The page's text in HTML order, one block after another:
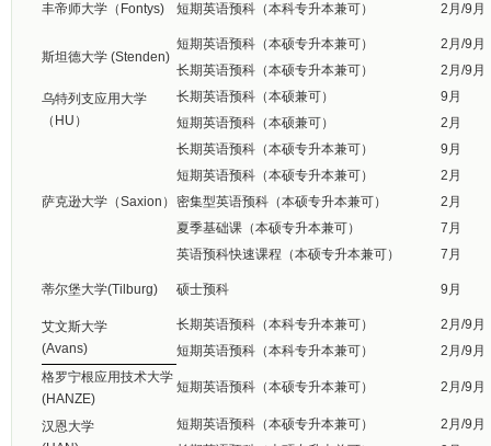
丰帝师大学（Fontys) 短期英语预科（本科专升本兼可） 2月/9月
斯坦德大学 (Stenden)
短期英语预科（本硕专升本兼可）
2月/9月
长期英语预科（本硕专升本兼可）
2月/9月
乌特列支应用大学
（HU）
长期英语预科（本硕兼可）
9月
短期英语预科（本硕兼可）
2月
萨克逊大学（Saxion）
长期英语预科（本硕专升本兼可）
9月
短期英语预科（本硕专升本兼可）
2月
密集型英语预科（本硕专升本兼可）
2月
夏季基础课（本硕专升本兼可）
7月
英语预科快速课程（本硕专升本兼可）
7月
蒂尔堡大学(Tilburg) 硕士预科 9月
艾文斯大学
(Avans)
长期英语预科（本科专升本兼可）
2月/9月
短期英语预科（本科专升本兼可）
2月/9月
格罗宁根应用技术大学
(HANZE)
短期英语预科（本硕专升本兼可） 2月/9月
汉恩大学
短期英语预科（本硕专升本兼可）
2月/9月